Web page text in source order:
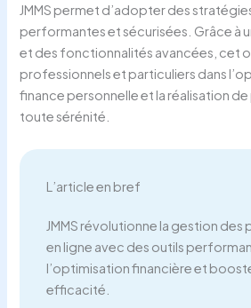
JMMS permet d’adopter des
performantes et sécurisées. Grâce à
et des fonctionnalités avancées, cet
professionnels et particuliers dans
finance personnelle et la réalisation
toute sérénité.
L’article en bref
JMMS révolutionne la gestion des
en ligne avec des outils
l’optimisation financière et
efficacité.